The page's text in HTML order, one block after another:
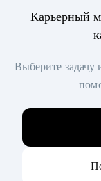
Карьерный
Выберите задачу